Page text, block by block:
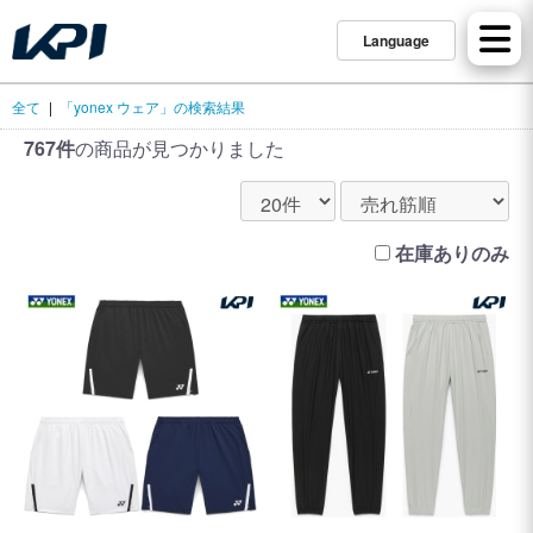
Language
全て | 「yonex ウェア」の検索結果
767件の商品が見つかりました
在庫ありのみ